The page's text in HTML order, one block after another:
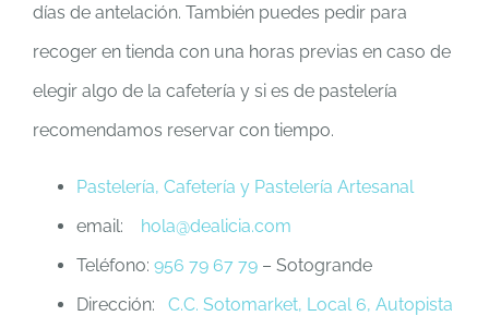
días de antelación. También puedes pedir para
recoger en tienda con una horas previas en caso de
elegir algo de la cafetería y si es de pastelería
recomendamos reservar con tiempo.
Pastelería, Cafetería y Pastelería Artesanal
email: hola@dealicia.com
Teléfono: 956 79 67 79 – Sotogrande
Dirección: C.C. Sotomarket, Local 6, Autopista